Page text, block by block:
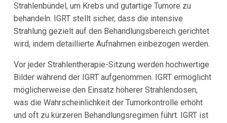
Strahlenbündel, um Krebs und gutartige Tumore zu
behandeln. IGRT stellt sicher, dass die intensive
Strahlung gezielt auf den Behandlungsbereich gerichtet
wird, indem detaillierte Aufnahmen einbezogen werden.
Vor jeder Strahlentherapie-Sitzung werden hochwertige
Bilder während der IGRT aufgenommen. IGRT ermöglicht
möglicherweise den Einsatz höherer Strahlendosen,
was die Wahrscheinlichkeit der Tumorkontrolle erhöht
und oft zu kürzeren Behandlungsregimen führt. IGRT ist